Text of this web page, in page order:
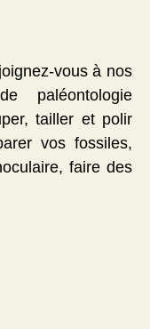
vous à nos
paléontologie
tailler et polir
vos fossiles,
faire des